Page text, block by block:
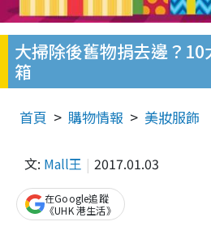
大掃除後舊物捐去邊？
箱
首頁 購物情報 美妝服飾
文: Mall王 2017.01.03
在Google追蹤
《UHK 港生活》